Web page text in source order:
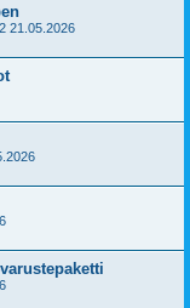
21.05.2026